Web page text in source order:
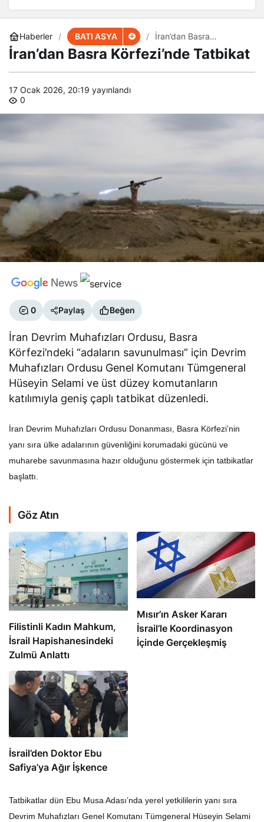
Haberler BATI ASYA
İran’dan Basra
Körfezi’nde Tatbikat
İran’dan Basra Körfezi’nde Tatbikat
17 Ocak 2026, 20:19
yayınlandı
0
0 Paylaş Beğen
İran Devrim Muhafızları Ordusu, Basra
Körfezi’ndeki “adaların savunulması” için Devrim
Muhafızları Ordusu Genel Komutanı Tümgeneral
Hüseyin Selami ve üst düzey komutanların
katılımıyla geniş çaplı tatbikat düzenledi.
İran Devrim Muhafızları Ordusu Donanması, Basra Körfezi’nin
yanı sıra ülke adalarının güvenliğini korumadaki gücünü ve
muharebe savunmasına hazır olduğunu göstermek için tatbikatlar
başlattı.
Göz Atın
Filistinli Kadın Mahkum,
İsrail Hapishanesindeki
Zulmü Anlattı
Mısır’ın Asker Kararı
İsrail’le Koordinasyon
İçinde Gerçekleşmiş
İsrail’den Doktor Ebu
Safiya’ya Ağır İşkence
Tatbikatlar dün Ebu Musa Adası’nda yerel yetkililerin yanı sıra
Devrim Muhafızları Genel Komutanı Tümgeneral Hüseyin Selami